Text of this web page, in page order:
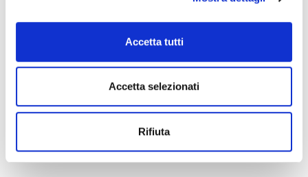
Accetta tutti
Accetta selezionati
Rifiuta
Via della Fiera, 11